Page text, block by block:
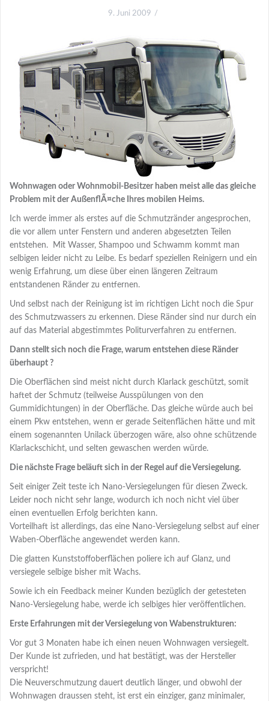
9. Juni 2009
Wohnwagen oder Wohnmobil-Besitzer haben meist alle das gleiche
Problem mit der AußenflÃ¤che Ihres mobilen Heims.
Ich werde immer als erstes auf die Schmutzränder angesprochen,
die vor allem unter Fenstern und anderen abgesetzten Teilen
entstehen. Mit Wasser, Shampoo und Schwamm kommt man
selbigen leider nicht zu Leibe. Es bedarf speziellen Reinigern und ein
wenig Erfahrung, um diese über einen längeren Zeitraum
entstandenen Ränder zu entfernen.
Und selbst nach der Reinigung ist im richtigen Licht noch die Spur
des Schmutzwassers zu erkennen. Diese Ränder sind nur durch ein
auf das Material abgestimmtes Politurverfahren zu entfernen.
Dann stellt sich noch die Frage, warum entstehen diese Ränder
überhaupt ?
Die Oberflächen sind meist nicht durch Klarlack geschützt, somit
haftet der Schmutz (teilweise Ausspülungen von den
Gummidichtungen) in der Oberfläche. Das gleiche würde auch bei
einem Pkw entstehen, wenn er gerade Seitenflächen hätte und mit
einem sogenannten Unilack überzogen wäre, also ohne schützende
Klarlackschicht, und selten gewaschen werden würde.
Die nächste Frage beläuft sich in der Regel auf die Versiegelung.
Seit einiger Zeit teste ich Nano-Versiegelungen für diesen Zweck.
Leider noch nicht sehr lange, wodurch ich noch nicht viel über
einen eventuellen Erfolg berichten kann.
Vorteilhaft ist allerdings, das eine Nano-Versiegelung selbst auf einer
Waben-Oberfläche angewendet werden kann.
Die glatten Kunststoffoberflächen poliere ich auf Glanz, und
versiegele selbige bisher mit Wachs.
Sowie ich ein Feedback meiner Kunden bezüglich der getesteten
Nano-Versiegelung habe, werde ich selbiges hier veröffentlichen.
Erste Erfahrungen mit der Versiegelung von Wabenstrukturen:
Vor gut 3 Monaten habe ich einen neuen Wohnwagen versiegelt.
Der Kunde ist zufrieden, und hat bestätigt, was der Hersteller
verspricht!
Die Neuverschmutzung dauert deutlich länger, und obwohl der
Wohnwagen draussen steht, ist erst ein einziger, ganz minimaler,